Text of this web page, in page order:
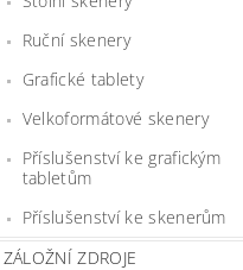
Ruční skenery
Grafické tablety
Velkoformátové skenery
Příslušenství ke grafickým
tabletům
Příslušenství ke skenerům
ZÁLOŽNÍ ZDROJE